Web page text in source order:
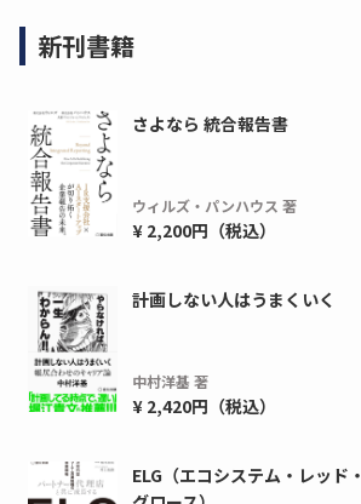
ィーピー
1,000万本以上の配布実績！】デジタ
ポンを活用した販促キャンペーンを...
ダウンロードする
新刊書籍
さよなら 統合報告書
ウィルズ・パンハウス 著
¥ 2,200円（税込）
計画しない人はうまくいく
中村洋基 著
¥ 2,420円（税込）
ELG（エコシステム・レッド・